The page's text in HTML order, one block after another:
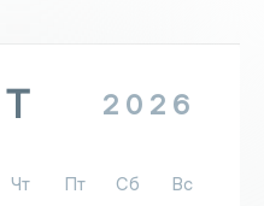
2026
Чт Пт Сб
Вс